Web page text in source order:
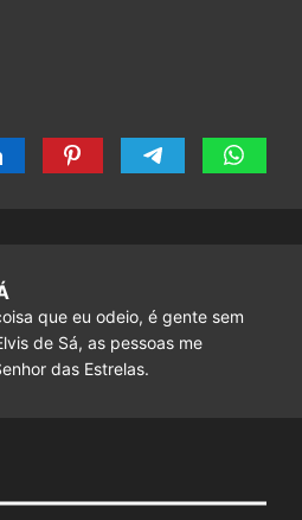
que eu odeio, é gente sem
de Sá, as pessoas me
das Estrelas.